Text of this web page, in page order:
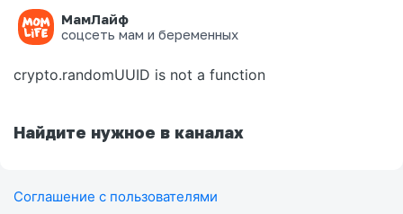
МамЛайф
соцсеть мам и беременных
Ошибка на странице
crypto.randomUUID is not a function
Найдите нужное в каналах
Соглашение с пользователями